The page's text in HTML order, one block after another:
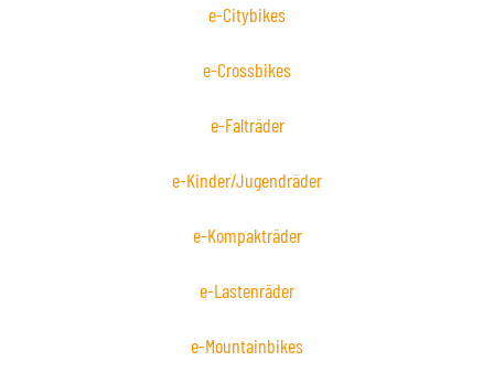
e-Citybikes
e-Crossbikes
e-Falträder
e-Kinder/Jugendräder
e-Kompakträder
e-Lastenräder
e-Mountainbikes